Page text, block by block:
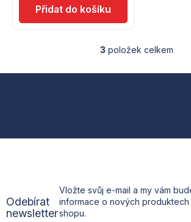
O
í
y
v
3 položek celkem
p
Odebírat
newsletter
Vložte svůj e-mail a my vám
informace o nových produktech
shopu.